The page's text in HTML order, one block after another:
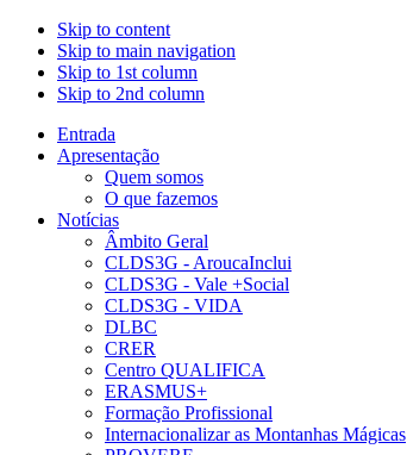
Skip to content
Skip to main navigation
Skip to 1st column
Skip to 2nd column
Entrada
Apresentação
Quem somos
O que fazemos
Notícias
Âmbito Geral
CLDS3G - AroucaInclui
CLDS3G - Vale +Social
CLDS3G - VIDA
DLBC
CRER
Centro QUALIFICA
ERASMUS+
Formação Profissional
Internacionalizar as Montanhas Mágicas